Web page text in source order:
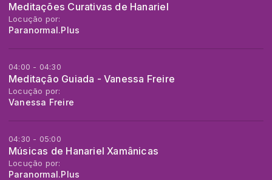
Meditações Curativas de Hanariel
Locução por:
Paranormal.Plus
04:00 - 04:30
Meditação Guiada - Vanessa Freire
Locução por:
Vanessa Freire
04:30 - 05:00
Músicas de Hanariel Xamânicas
Locução por:
Paranormal.Plus